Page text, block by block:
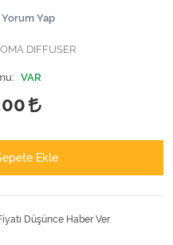
Yorum Yap
DIFFUSER
VAR
Ekle
Düşünce Haber Ver